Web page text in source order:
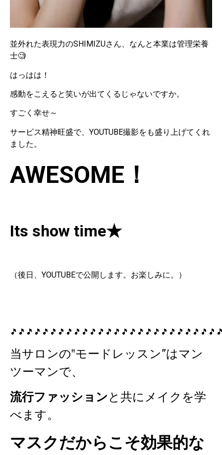
並外れた表現力のSHIMIZUさん、なんと本業は管理栄養
士🧐
はっはは！
感動をこえると笑いが出てくるじゃないですか。
すごく幸せ～
サービス精神旺盛で、YOUTUBE撮影をも盛り上げてくれ
ました。
AWESOME！
Its show time★
（後日、YOUTUBEで公開します。お楽しみに。）
当サロンの‟モードレッスン”はマン
ツーマンで、
流行ファッション と共に メイク を学
べます。
マスクだからこそ効果的な